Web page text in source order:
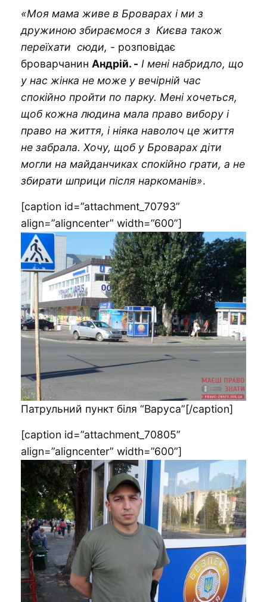
«Моя мама живе в Броварах і ми з
дружиною збираємося з Києва також
переїхати сюди, - розповідає
броварчанин Андрій. - І мені набридло, що
у нас жінка не може у вечірній час
спокійно пройти по парку. Мені хочеться,
щоб кожна людина мала право вибору і
право на життя, і ніяка наволоч це життя
не забрала. Хочу, щоб у Броварах діти
могли на майданчиках спокійно грати, а не
збирати шприци після наркоманів».
[caption id=”attachment_70793”
align=”aligncenter” width=”600”]
Патрульний пункт біля “Варуса”[/caption]
[caption id=”attachment_70805”
align=”aligncenter” width=”600”]